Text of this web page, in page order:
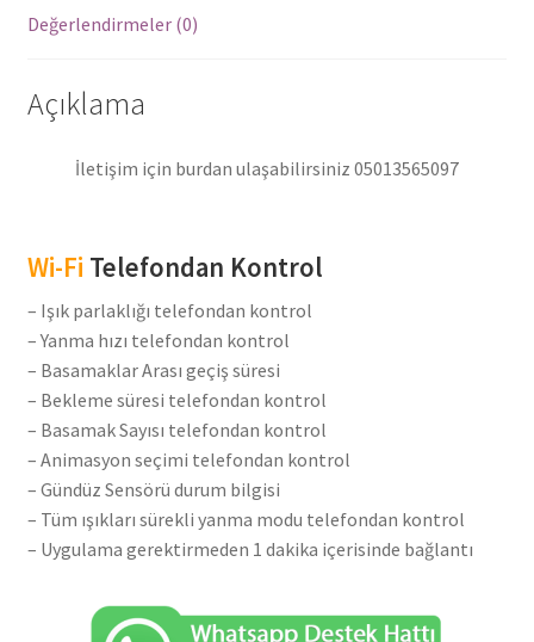
Değerlendirmeler (0)
Açıklama
İletişim için burdan ulaşabilirsiniz 05013565097
Wi-Fi Telefondan Kontrol
– Işık parlaklığı telefondan kontrol
– Yanma hızı telefondan kontrol
– Basamaklar Arası geçiş süresi
– Bekleme süresi telefondan kontrol
– Basamak Sayısı telefondan kontrol
– Animasyon seçimi telefondan kontrol
– Gündüz Sensörü durum bilgisi
– Tüm ışıkları sürekli yanma modu telefondan kontrol
– Uygulama gerektirmeden 1 dakika içerisinde bağlantı